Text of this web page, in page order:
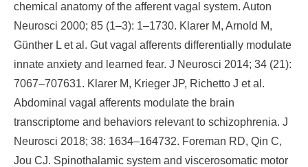
chemical anatomy of the afferent vagal system. Auton
Neurosci 2000; 85 (1–3): 1–1730. Klarer M, Arnold M,
Günther L et al. Gut vagal afferents differentially modulate
innate anxiety and learned fear. J Neurosci 2014; 34 (21):
7067–707631. Klarer M, Krieger JP, Richetto J et al.
Abdominal vagal afferents modulate the brain
transcriptome and behaviors relevant to schizophrenia. J
Neurosci 2018; 38: 1634–164732. Foreman RD, Qin C,
Jou CJ. Spinothalamic system and viscerosomatic motor